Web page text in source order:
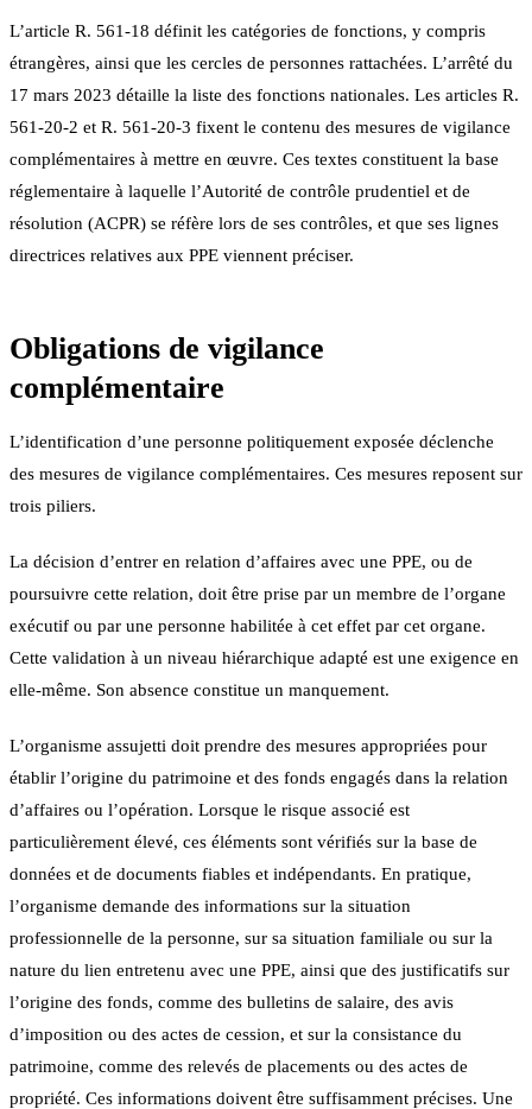
L’article R. 561-18 définit les catégories de fonctions, y compris
étrangères, ainsi que les cercles de personnes rattachées. L’arrêté du
17 mars 2023 détaille la liste des fonctions nationales. Les articles R.
561-20-2 et R. 561-20-3 fixent le contenu des mesures de vigilance
complémentaires à mettre en œuvre. Ces textes constituent la base
réglementaire à laquelle l’Autorité de contrôle prudentiel et de
résolution (ACPR) se réfère lors de ses contrôles, et que ses lignes
directrices relatives aux PPE viennent préciser.
Obligations de vigilance
complémentaire
L’identification d’une personne politiquement exposée déclenche
des mesures de vigilance complémentaires. Ces mesures reposent sur
trois piliers.
La décision d’entrer en relation d’affaires avec une PPE, ou de
poursuivre cette relation, doit être prise par un membre de l’organe
exécutif ou par une personne habilitée à cet effet par cet organe.
Cette validation à un niveau hiérarchique adapté est une exigence en
elle-même. Son absence constitue un manquement.
L’organisme assujetti doit prendre des mesures appropriées pour
établir l’origine du patrimoine et des fonds engagés dans la relation
d’affaires ou l’opération. Lorsque le risque associé est
particulièrement élevé, ces éléments sont vérifiés sur la base de
données et de documents fiables et indépendants. En pratique,
l’organisme demande des informations sur la situation
professionnelle de la personne, sur sa situation familiale ou sur la
nature du lien entretenu avec une PPE, ainsi que des justificatifs sur
l’origine des fonds, comme des bulletins de salaire, des avis
d’imposition ou des actes de cession, et sur la consistance du
patrimoine, comme des relevés de placements ou des actes de
propriété. Ces informations doivent être suffisamment précises. Une